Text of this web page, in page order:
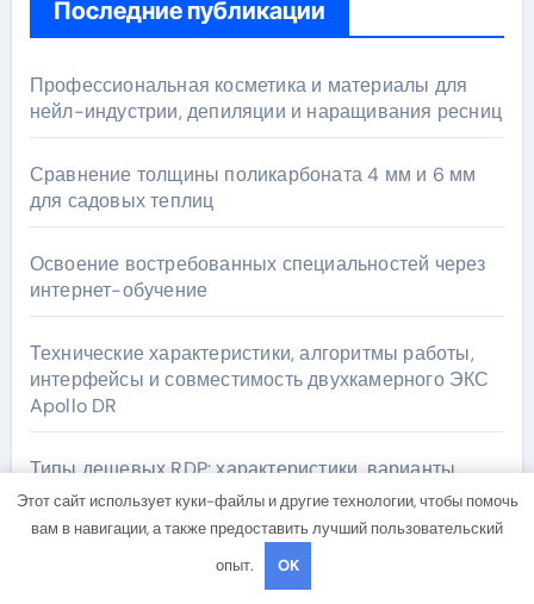
Последние публикации
Профессиональная косметика и материалы для
нейл-индустрии, депиляции и наращивания ресниц
Сравнение толщины поликарбоната 4 мм и 6 мм
для садовых теплиц
Освоение востребованных специальностей через
интернет-обучение
Технические характеристики, алгоритмы работы,
интерфейсы и совместимость двухкамерного ЭКС
Apollo DR
Типы дешевых RDP: характеристики, варианты
использования и риски
Этот сайт использует куки-файлы и другие технологии, чтобы помочь
вам в навигации, а также предоставить лучший пользовательский
опыт.
OK